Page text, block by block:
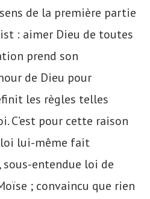
de la première partie
: aimer Dieu de toutes
prend son
de Dieu pour
les règles telles
C’est pour cette raison
lui-même fait
entendue loi de
; convaincu que rien